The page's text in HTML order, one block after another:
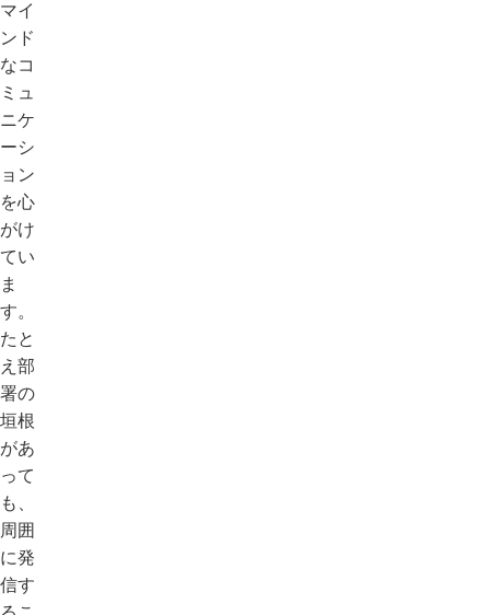
マイ
ンド
なコ
ミュ
ニケ
ーシ
ョン
を心
がけ
てい
ま
す。
たと
え部
署の
垣根
があ
って
も、
周囲
に発
信す